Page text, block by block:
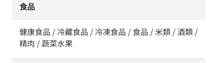
食品
健康食品 / 冷藏食品 / 冷凍食品 / 食品 / 米類 / 酒類 /
精肉 / 蔬菜水果